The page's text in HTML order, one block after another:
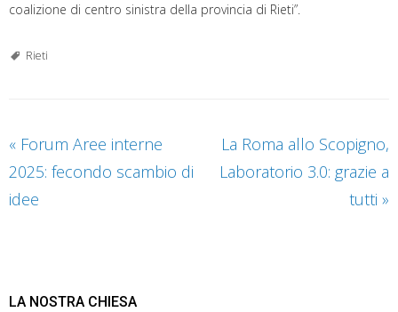
coalizione di centro sinistra della provincia di Rieti”.
Rieti
« Forum Aree interne
2025: fecondo scambio di
idee
La Roma allo Scopigno,
Laboratorio 3.0: grazie a
tutti »
LA NOSTRA CHIESA